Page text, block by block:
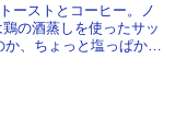
ーストとコーヒー。ノ
の酒蒸しを使ったサッ
、ちょっと塩っぱかっ